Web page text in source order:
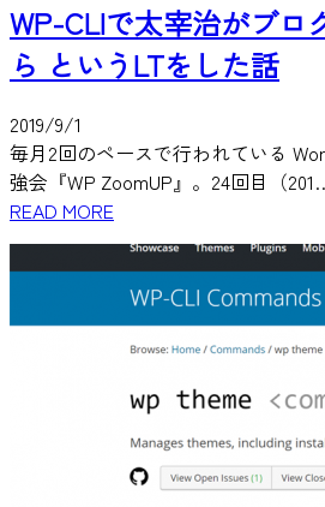
WP-CLIで太宰治がブロ
ら というLTをした話
2019/9/1
毎月2回のペースで行われている
強会『WP ZoomUP』。24回目（
READ MORE